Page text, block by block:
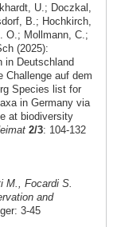
U.; Doczkal,
B.; Hochkirch,
O.; Mollmann, C.;
(2025):
in Deutschland
auf dem
Species list for
in Germany via
at biodiversity
2/3: 104-132
M., Focardi S.
and
3-45